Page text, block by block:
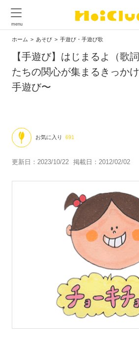
ホーム あそび 手遊び・手遊び歌
【手遊び】はじまるよ（歌
たちの関心が集まるきっか
手遊び〜
お気に入り 691
更新日：2023/10/22 掲載日：2012/02/02